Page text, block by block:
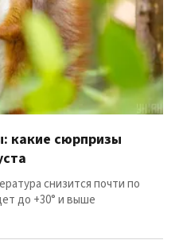
какие сюрпризы
снизится почти по
до +30° и выше